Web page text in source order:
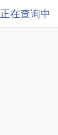
正在查询中